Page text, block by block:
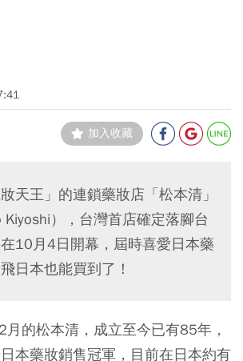
加入收藏
天王」的連鎖藥妝店「松本清」
Kiyoshi），台灣首店確定落腳台
10月4日開幕，屆時喜愛日本藥
日本也能買到了！
的松本清，成立至今已有85年，
本藥妝銷售冠軍，目前在日本約有